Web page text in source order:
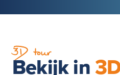
3D tour
Bekijk in